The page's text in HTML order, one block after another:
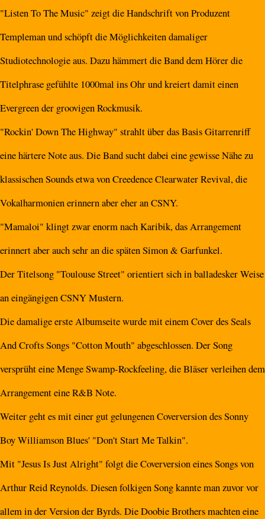
"Listen To The Music" zeigt die Handschrift von Produzent
Templeman und schöpft die Möglichkeiten damaliger
Studiotechnologie aus. Dazu hämmert die Band dem Hörer die
Titelphrase gefühlte 1000mal ins Ohr und kreiert damit einen
Evergreen der groovigen Rockmusik.
"Rockin' Down The Highway" strahlt über das Basis Gitarrenriff
eine härtere Note aus. Die Band sucht dabei eine gewisse Nähe zu
klassischen Sounds etwa von Creedence Clearwater Revival, die
Vokalharmonien erinnern aber eher an CSNY.
"Mamaloi" klingt zwar enorm nach Karibik, das Arrangement
erinnert aber auch sehr an die späten Simon & Garfunkel.
Der Titelsong "Toulouse Street" orientiert sich in balladesker Weise
an eingängigen CSNY Mustern.
Die damalige erste Albumseite wurde mit einem Cover des Seals
And Crofts Songs "Cotton Mouth" abgeschlossen. Der Song
versprüht eine Menge Swamp-Rockfeeling, die Bläser verleihen dem
Arrangement eine R&B Note.
Weiter geht es mit einer gut gelungenen Coverversion des Sonny
Boy Williamson Blues' "Don't Start Me Talkin".
Mit "Jesus Is Just Alright" folgt die Coverversion eines Songs von
Arthur Reid Reynolds. Diesen folkigen Song kannte man zuvor vor
allem in der Version der Byrds. Die Doobie Brothers machten eine